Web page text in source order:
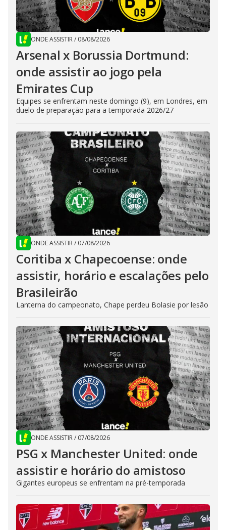
ONDE ASSISTIR/ 08/08/2026
Arsenal x Borussia Dortmund:
onde assistir ao jogo pela
Emirates Cup
Equipes se enfrentam neste domingo (9), em Londres, em
duelo de preparação para a temporada 2026/27
ONDE ASSISTIR/ 07/08/2026
Coritiba x Chapecoense: onde
assistir, horário e escalações pelo
Brasileirão
Lanterna do campeonato, Chape perdeu Bolasie por lesão
ONDE ASSISTIR/ 07/08/2026
PSG x Manchester United: onde
assistir e horário do amistoso
Gigantes europeus se enfrentam na pré-temporada